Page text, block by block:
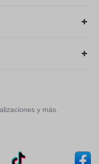
y más.